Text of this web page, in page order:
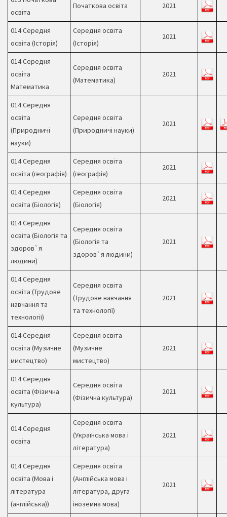
освіта
Початкова освіта 2021
014 Середня
освіта (Історія)
Середня освіта
(Історія)
2021
014 Середня
освіта
Математика
Середня освіта
(Математика)
2021
014 Середня
освіта
(Природничі
науки)
Середня освіта
(Природничі науки)
2021
014 Середня
освіта (географія)
Середня освіта
(географія)
2021
014 Середня
освіта (Біологія)
Середня освіта
(Біологія)
2021
014 Середня
освіта (Біологія та
здоров`я
людини)
Середня освіта
(Біологія та
здоров`я людини)
2021
014 Середня
освіта (Трудове
навчання та
технології)
Середня освіта
(Трудове навчання
та технології)
2021
014 Середня
освіта (Музичне
мистецтво)
Середня освіта
(Музичне
мистецтво)
2021
014 Середня
освіта (Фізична
культура)
Середня освіта
(Фізична культура)
2021
014 Середня
освіта
Середня освіта
(Українська мова і
література)
2021
014 Середня
освіта (Мова і
література
(англійська))
Середня освіта
(Англійська мова і
література, друга
іноземна мова)
2021